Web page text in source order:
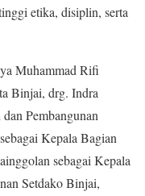
etika, disiplin, serta
Muhammad Rifi
Binjai, drg. Indra
Pembangunan
Kepala Bagian
sebagai Kepala
Setdako Binjai,